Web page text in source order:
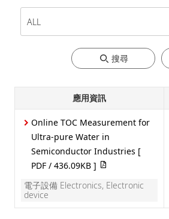
搜尋
應用資訊
Online TOC Measurement for
Ultra-pure Water in
Semiconductor Industries [
PDF / 436.09KB ]
電子設備 Electronics, Electronic
device